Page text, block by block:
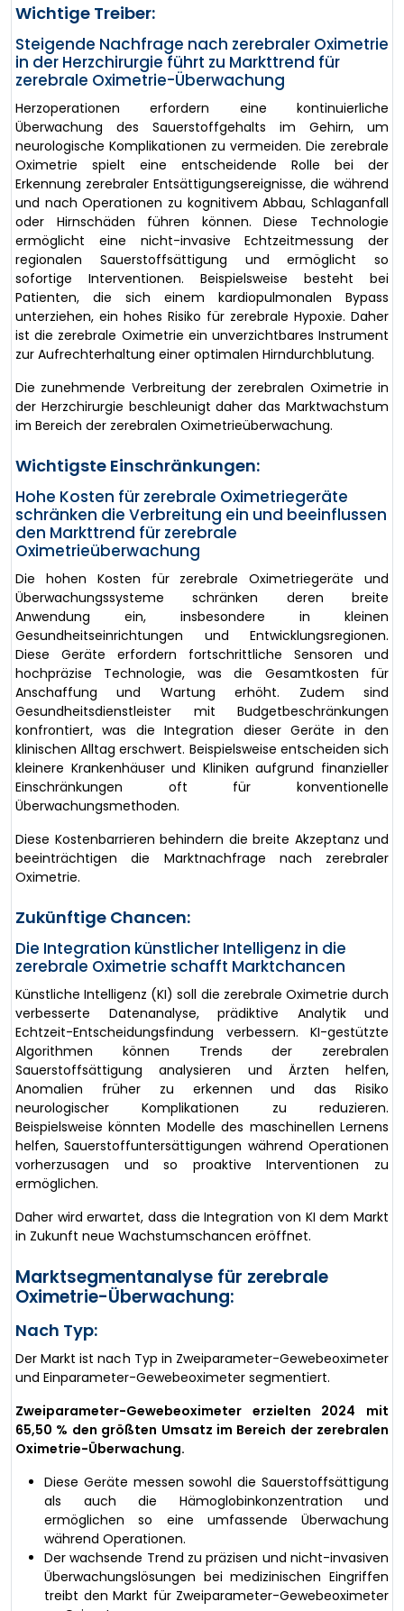
Wichtige Treiber:
Steigende Nachfrage nach zerebraler Oximetrie
in der Herzchirurgie führt zu Markttrend für
zerebrale Oximetrie-Überwachung
Herzoperationen erfordern eine kontinuierliche
Überwachung des Sauerstoffgehalts im Gehirn, um
neurologische Komplikationen zu vermeiden. Die zerebrale
Oximetrie spielt eine entscheidende Rolle bei der
Erkennung zerebraler Entsättigungsereignisse, die während
und nach Operationen zu kognitivem Abbau, Schlaganfall
oder Hirnschäden führen können. Diese Technologie
ermöglicht eine nicht-invasive Echtzeitmessung der
regionalen Sauerstoffsättigung und ermöglicht so
sofortige Interventionen. Beispielsweise besteht bei
Patienten, die sich einem kardiopulmonalen Bypass
unterziehen, ein hohes Risiko für zerebrale Hypoxie. Daher
ist die zerebrale Oximetrie ein unverzichtbares Instrument
zur Aufrechterhaltung einer optimalen Hirndurchblutung.
Die zunehmende Verbreitung der zerebralen Oximetrie in
der Herzchirurgie beschleunigt daher das Marktwachstum
im Bereich der zerebralen Oximetrieüberwachung.
Wichtigste Einschränkungen:
Hohe Kosten für zerebrale Oximetriegeräte
schränken die Verbreitung ein und beeinflussen
den Markttrend für zerebrale
Oximetrieüberwachung
Die hohen Kosten für zerebrale Oximetriegeräte und
Überwachungssysteme schränken deren breite
Anwendung ein, insbesondere in kleinen
Gesundheitseinrichtungen und Entwicklungsregionen.
Diese Geräte erfordern fortschrittliche Sensoren und
hochpräzise Technologie, was die Gesamtkosten für
Anschaffung und Wartung erhöht. Zudem sind
Gesundheitsdienstleister mit Budgetbeschränkungen
konfrontiert, was die Integration dieser Geräte in den
klinischen Alltag erschwert. Beispielsweise entscheiden sich
kleinere Krankenhäuser und Kliniken aufgrund finanzieller
Einschränkungen oft für konventionelle
Überwachungsmethoden.
Diese Kostenbarrieren behindern die breite Akzeptanz und
beeinträchtigen die Marktnachfrage nach zerebraler
Oximetrie.
Zukünftige Chancen:
Die Integration künstlicher Intelligenz in die
zerebrale Oximetrie schafft Marktchancen
Künstliche Intelligenz (KI) soll die zerebrale Oximetrie durch
verbesserte Datenanalyse, prädiktive Analytik und
Echtzeit-Entscheidungsfindung verbessern. KI-gestützte
Algorithmen können Trends der zerebralen
Sauerstoffsättigung analysieren und Ärzten helfen,
Anomalien früher zu erkennen und das Risiko
neurologischer Komplikationen zu reduzieren.
Beispielsweise könnten Modelle des maschinellen Lernens
helfen, Sauerstoffuntersättigungen während Operationen
vorherzusagen und so proaktive Interventionen zu
ermöglichen.
Daher wird erwartet, dass die Integration von KI dem Markt
in Zukunft neue Wachstumschancen eröffnet.
Marktsegmentanalyse für zerebrale
Oximetrie-Überwachung:
Nach Typ:
Der Markt ist nach Typ in Zweiparameter-Gewebeoximeter
und Einparameter-Gewebeoximeter segmentiert.
Zweiparameter-Gewebeoximeter erzielten 2024 mit
65,50 % den größten Umsatz im Bereich der zerebralen
Oximetrie-Überwachung.
Diese Geräte messen sowohl die Sauerstoffsättigung
als auch die Hämoglobinkonzentration und
ermöglichen so eine umfassende Überwachung
während Operationen.
Der wachsende Trend zu präzisen und nicht-invasiven
Überwachungslösungen bei medizinischen Eingriffen
treibt den Markt für Zweiparameter-Gewebeoximeter